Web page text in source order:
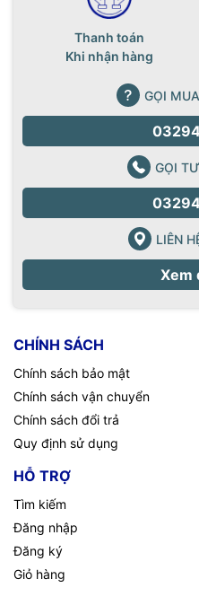
Thanh toán
Khi nhận hàng
GỌI
GỌI
LIÊN
Xem
CHÍNH SÁCH
Chính sách bảo mật
Chính sách vận chuyển
Chính sách đổi trả
Quy định sử dụng
HỖ TRỢ
Tìm kiếm
Đăng nhập
Đăng ký
Giỏ hàng